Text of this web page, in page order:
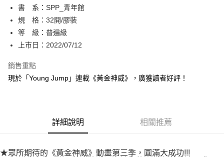
３．安心：先確認商品／服務後，再付款。
【「AFTEE先享後付」結帳流程】
１．於結帳方式選擇「AFTEE先享後付」後，將跳轉至「AFTEE先享後付」
結帳頁面，進行簡訊認證並確認金額後，即可完成結帳。
２．訂單成立數日內，您將收到繳費通知簡訊。
ATM／網路銀行／等多元方式進行付款，方視為交易完成。
※ 請注意：結帳手續完成當下不需立刻繳費，但若您需要取消訂單，請聯絡
客戶支援中心」https://netprotections.freshdesk.com/support/home
１．透過由恩沛科技股份有限公司提供之「AFTEE先享後付」服務完成之交
全家取貨付款
每筆NT$80，滿NT$500(含以上)免運費
付款後全家取貨
每筆NT$80，滿NT$500(含以上)免運費
每筆NT$80，滿NT$500(含以上)免運費
書 系：SPP_青年館
規 格：32開/膠裝
等 級：普遍級
上市日：2022/07/12
銷售重點
現於「Young Jump」連載《黃金神威》，廣獲讀者好評！
詳細說明 相關推薦
★眾所期待的《黃金神威》動畫第三季，圓滿大成功!!!